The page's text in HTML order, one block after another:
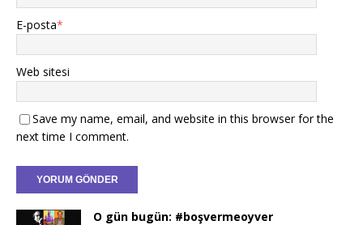
E-posta*
Web sitesi
Save my name, email, and website in this browser for the
next time I comment.
O gün bugün: #boşvermeoyver